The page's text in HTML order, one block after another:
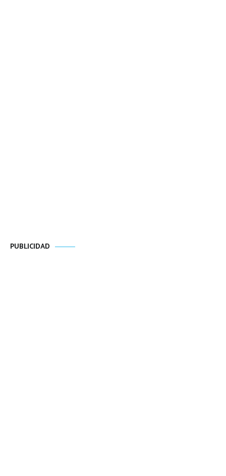
PUBLICIDAD